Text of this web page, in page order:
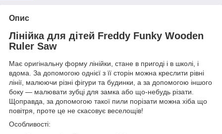
Опис
Лінійка для дітей Freddy Funky Wooden
Ruler Saw
Має оригінальну форму лінійки, стане в пригоді і в школі, і
вдома. За допомогою однієї з її сторін можна креслити рівні
лінії, малюючи різні фігури та будинки, а за допомогою іншого
боку — малювати зубці для замка або що-небудь різати.
Щоправда, за допомогою такої пили порізати можна хіба що
повітря, проте це не скасовує веселощів!
Особливості: